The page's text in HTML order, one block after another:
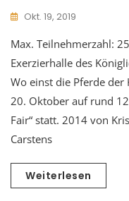
Okt. 19, 2019
Max. Teilnehmerzahl:
Exerzierhalle des
Wo einst die Pferde
20. Oktober auf rund
Fair“ statt. 2014 von
Carstens
Weiterlesen